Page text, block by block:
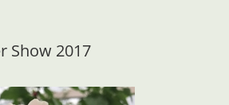
Show 2017